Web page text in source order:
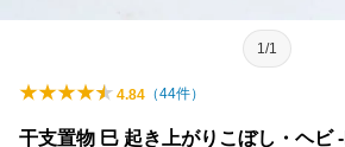
1/1
4.84 （44件）
干支置物 巳 起き上がりこぼし・ヘ